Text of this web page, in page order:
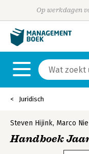
Op werkdagen
Juridisch
Steven Hijink, Marco
Handboek